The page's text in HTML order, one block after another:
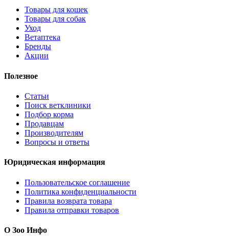
Товары для кошек
Товары для собак
Уход
Ветаптека
Бренды
Акции
Полезное
Статьи
Поиск ветклиники
Подбор корма
Продавцам
Производителям
Вопросы и ответы
Юридическая информация
Пользовательское соглашение
Политика конфиденциальности
Правила возврата товара
Правила отправки товаров
О Зоо Инфо